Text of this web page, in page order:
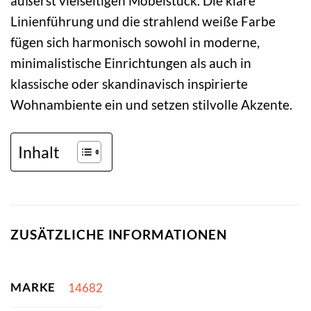
Linienführung und die strahlend weiße Farbe
fügen sich harmonisch sowohl in moderne,
minimalistische Einrichtungen als auch in
klassische oder skandinavisch inspirierte
Wohnambiente ein und setzen stilvolle Akzente.
Inhalt
ZUSÄTZLICHE INFORMATIONEN
MARKE 14682